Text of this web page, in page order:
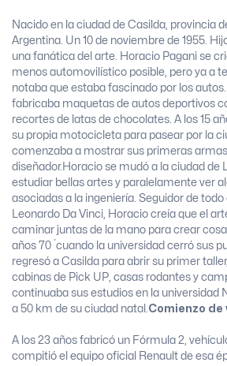
Nacido en la ciudad de Casilda, provincia
Argentina. Un 10 de noviembre de 1955.
una fanática del arte. Horacio Pagani se
menos automovilístico posible, pero ya a
notaba que estaba fascinado por los autos.
fabricaba maquetas de autos deportivos
recortes de latas de chocolates. A los 15
su propia motocicleta para pasear por la
comenzaba a mostrar sus primeras
diseñador. Horacio se mudó a la ciudad de
estudiar bellas artes y paralelamente ver
asociadas a la ingeniería. Seguidor de todo
Leonardo Da Vinci, Horacio creía que el
caminar juntas de la mano para crear
años 70 ́ cuando la universidad cerró sus
regresó a Casilda para abrir su primer
cabinas de Pick UP, casas rodantes y
continuaba sus estudios en la universidad
a 50 km de su ciudad natal. Comienzo
A los 23 años fabricó un Fórmula 2,
compitió el equipo oficial Renault de esa